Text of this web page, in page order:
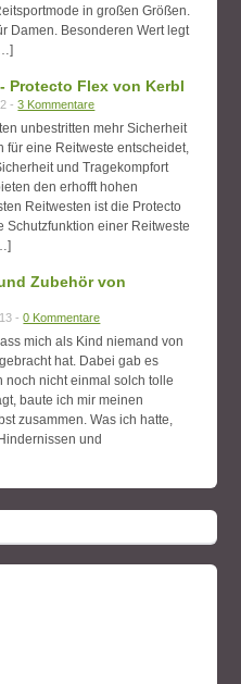
in großen Größen.
Damen. Besonderen Wert legt
Protecto Flex von Kerbl
-3 Kommentare
unbestritten mehr Sicherheit
für eine Reitweste entscheidet,
und Tragekompfort
den erhofft hohen
Reitwesten ist die Protecto
Schutzfunktion einer Reitweste
Zubehör von
-0 Kommentare
mich als Kind niemand von
hat. Dabei gab es
noch nicht einmal solch tolle
baute ich mir meinen
zusammen. Was ich hatte,
und